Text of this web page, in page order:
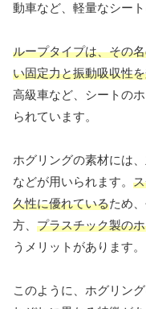
動車など、軽量なシート
ループタイプは、その
い固定力と振動吸収性
高級車など、シートの
られています。
ホグリングの素材には
などが用いられます。
久性に優れているため
方、 プラスチック製の
うメリットがあります。
このように、ホグリン